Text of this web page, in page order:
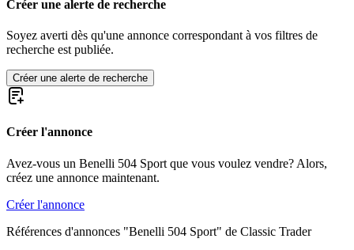
Créer une alerte de recherche
Soyez averti dès qu'une annonce correspondant à vos filtres de
recherche est publiée.
Créer une alerte de recherche
Créer l'annonce
Avez-vous un Benelli 504 Sport que vous voulez vendre? Alors,
créez une annonce maintenant.
Créer l'annonce
Références d'annonces "Benelli 504 Sport" de Classic Trader